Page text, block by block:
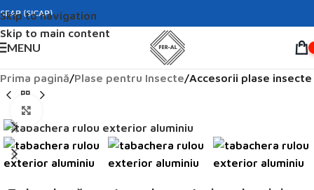
Skip to navigation
Skip to main content
SEAP (SICAP)
MENU
Prima pagină Plase pentru Insecte Accesorii plase insecte